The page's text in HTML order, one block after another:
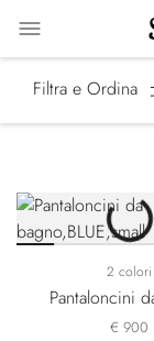
Filtra e Ordina
2 colori
Pantaloncini
€ 900